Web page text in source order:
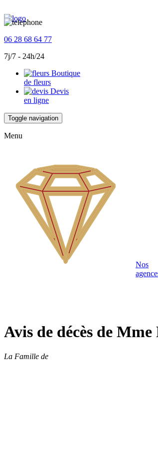
06 28 68 64 77
7j/7 - 24h/24
Boutique
de fleurs
Devis
en ligne
Toggle navigation
Menu
Nos
Avis de décès de
La Famille de